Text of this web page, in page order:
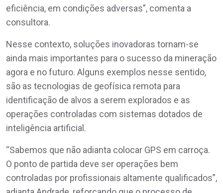
eficiência, em condições adversas”, comenta a
consultora.
Nesse contexto, soluções inovadoras tornam-se
ainda mais importantes para o sucesso da mineração
agora e no futuro. Alguns exemplos nesse sentido,
são as tecnologias de geofísica remota para
identificação de alvos a serem explorados e as
operações controladas com sistemas dotados de
inteligência artificial.
“Sabemos que não adianta colocar GPS em carroça.
O ponto de partida deve ser operações bem
controladas por profissionais altamente qualificados”,